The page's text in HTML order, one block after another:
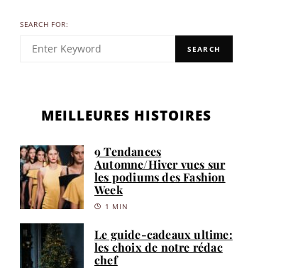
SEARCH FOR:
SEARCH
MEILLEURES HISTOIRES
9 Tendances
Automne/Hiver vues sur
les podiums des Fashion
Week
1 MIN
Le guide-cadeaux ultime:
les choix de notre rédac
chef